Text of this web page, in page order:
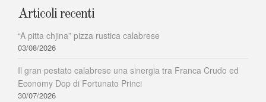
Articoli recenti
“A pitta chjina” pizza rustica calabrese
03/08/2026
Il gran pestato calabrese una sinergia tra Franca Crudo ed
Economy Dop di Fortunato Princi
30/07/2026